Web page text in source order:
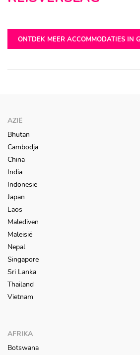
Kreta
ONTDEK MEER ACCOMMODATIES IN
AZIË
Bhutan
Cambodja
China
India
Indonesië
Japan
Laos
Malediven
Maleisië
Nepal
Singapore
Sri Lanka
Thailand
Vietnam
AFRIKA
Botswana